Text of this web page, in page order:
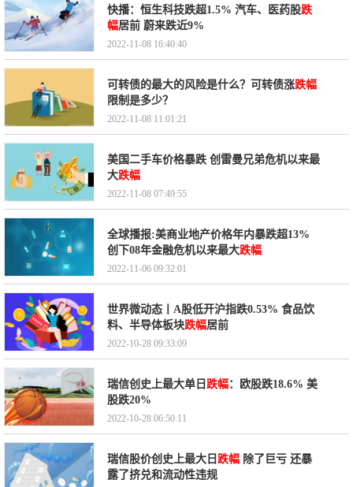
快播：恒生科技跌超1.5% 汽车、医药股跌
幅居前 蔚来跌近9%
2022-11-08 16:40:40
可转债的最大的风险是什么？可转债涨跌幅
限制是多少？
2022-11-08 11:01:21
美国二手车价格暴跌 创雷曼兄弟危机以来最
大跌幅
2022-11-08 07:49:55
全球播报:美商业地产价格年内暴跌超13%
创下08年金融危机以来最大跌幅
2022-11-06 09:32:01
世界微动态丨A股低开沪指跌0.53% 食品饮
料、半导体板块跌幅居前
2022-10-28 09:33:09
瑞信创史上最大单日 跌幅：欧股跌18.6% 美
股跌20%
2022-10-28 06:50:11
瑞信股价创史上最大日 跌幅 除了巨亏 还暴
露了挤兑和流动性违规